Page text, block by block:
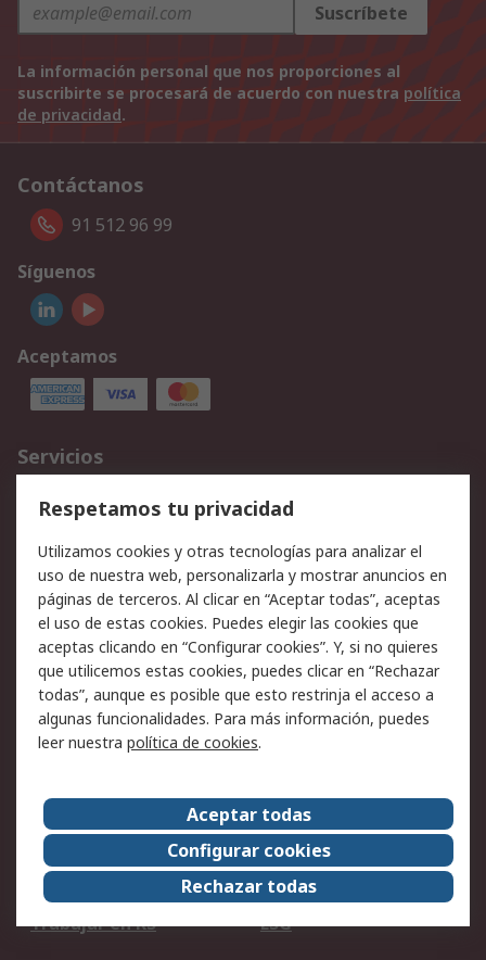
Suscríbete
La información personal que nos proporciones al
suscribirte se procesará de acuerdo con nuestra política
de privacidad.
Contáctanos
91 512 96 99
Síguenos
Aceptamos
Servicios
Cómo realizar pedidos
Devoluciones
Facturación y pago
Ofertas
Soporte técnico
Legal
Aviso legal
Política de privacidad -
Actualizada
Política sobre cookies
Seguridad de emails
Certificaciones de
Condiciones de venta
Acerca de RS
Acerca de RS
RS Group
RS en el mundo
Sala de prensa
Trabajar en RS
ESG
Respetamos tu privacidad
Utilizamos cookies y otras tecnologías para analizar el
uso de nuestra web, personalizarla y mostrar anuncios en
páginas de terceros. Al clicar en “Aceptar todas”, aceptas
el uso de estas cookies. Puedes elegir las cookies que
aceptas clicando en “Configurar cookies”. Y, si no quieres
que utilicemos estas cookies, puedes clicar en “Rechazar
todas”, aunque es posible que esto restrinja el acceso a
algunas funcionalidades. Para más información, puedes
leer nuestra política de cookies.
Aceptar todas
Configurar cookies
Rechazar todas